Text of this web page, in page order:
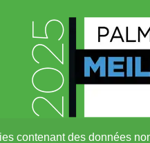
contenant des données